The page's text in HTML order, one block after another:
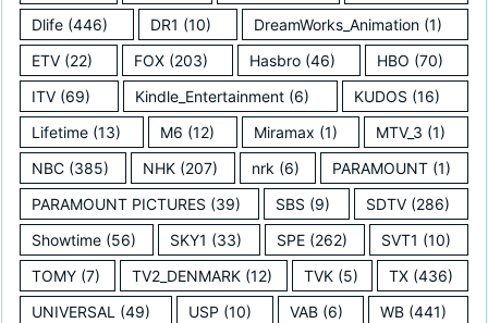
Dlife (446) DR1 (10) DreamWorks_Animation (1)
ETV (22) FOX (203) Hasbro (46) HBO (70)
ITV (69) Kindle_Entertainment (6) KUDOS (16)
Lifetime (13) M6 (12) Miramax (1) MTV_3 (1)
NBC (385) NHK(207) nrk (6) PARAMOUNT (1)
PARAMOUNT PICTURES (39) SBS (9) SDTV(286)
Showtime (56) SKY1 (33) SPE(262) SVT1 (10)
TOMY (7) TV2_DENMARK(12) TVK(5) TX (436)
UNIVERSAL (49) USP (10) VAB(6) WB (441)